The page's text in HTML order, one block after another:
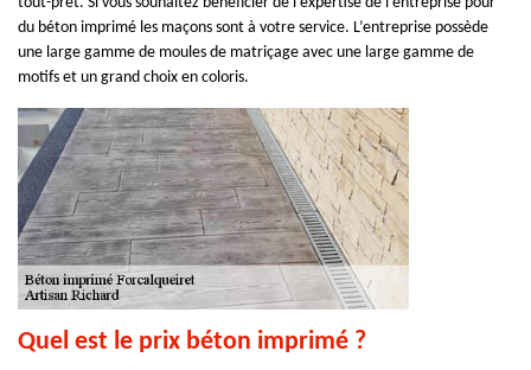
du béton imprimé les maçons sont à votre service. L’entreprise possède
une large gamme de moules de matriçage avec une large gamme de
motifs et un grand choix en coloris.
Quel est le prix béton imprimé ?